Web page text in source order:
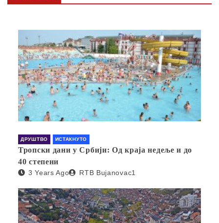
ДРУШТВО ИСТАКНУТО
Тропски дани у Србији: Од краја недеље и до
40 степени
3 Years Ago RTB Bujanovac1